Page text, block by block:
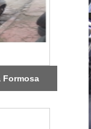
Formosa